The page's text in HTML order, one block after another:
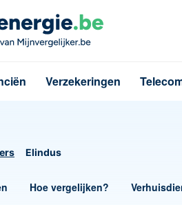
Verzekeringen
Elindus
Hoe vergelijken?